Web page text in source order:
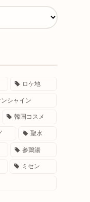
ロケ地
シャイン
韓国コスメ
聖水
参鶏湯
ミセン